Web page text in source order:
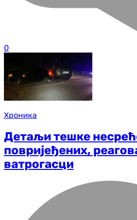
0
Хроника
Детаљи тешке
повријеђених,
ватрогасци